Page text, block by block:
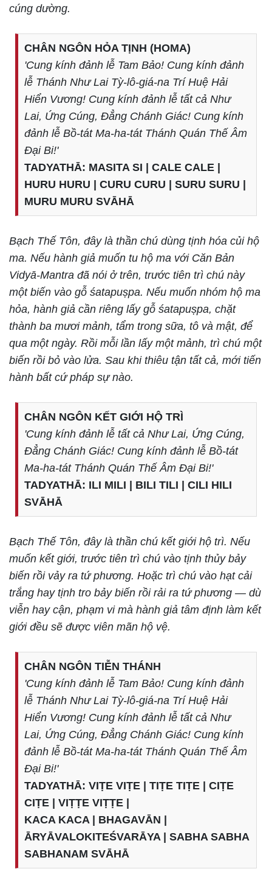
cúng dường.
CHÂN NGÔN HỎA TỊNH (HOMA)
'Cung kính đảnh lễ Tam Bảo! Cung kính đảnh
lễ Thánh Như Lai Tỳ-lô-giá-na Trí Huệ Hải
Hiển Vương! Cung kính đảnh lễ tất cả Như
Lai, Ứng Cúng, Đẳng Chánh Giác! Cung kính
đảnh lễ Bồ-tát Ma-ha-tát Thánh Quán Thế Âm
Đại Bi!'
TADYATHĀ: MASITA SI | CALE CALE |
HURU HURU | CURU CURU | SURU SURU |
MURU MURU SVĀHĀ
Bạch Thế Tôn, đây là thần chú dùng tịnh hóa củi hộ
ma. Nếu hành giả muốn tu hộ ma với Căn Bản
Vidyā-Mantra đã nói ở trên, trước tiên trì chú này
một biến vào gỗ śatapuṣpa. Nếu muốn nhóm hộ ma
hỏa, hành giả cần riêng lấy gỗ śatapuṣpa, chặt
thành ba mươi mảnh, tẩm trong sữa, tô và mật, để
qua một ngày. Rồi mỗi lần lấy một mảnh, trì chú một
biến rồi bỏ vào lửa. Sau khi thiêu tận tất cả, mới tiến
hành bất cứ pháp sự nào.
CHÂN NGÔN KẾT GIỚI HỘ TRÌ
'Cung kính đảnh lễ tất cả Như Lai, Ứng Cúng,
Đẳng Chánh Giác! Cung kính đảnh lễ Bồ-tát
Ma-ha-tát Thánh Quán Thế Âm Đại Bi!'
TADYATHĀ: ILI MILI | BILI TILI | CILI HILI
SVĀHĀ
Bạch Thế Tôn, đây là thần chú kết giới hộ trì. Nếu
muốn kết giới, trước tiên trì chú vào tịnh thủy bảy
biến rồi vảy ra tứ phương. Hoặc trì chú vào hạt cải
trắng hay tịnh tro bảy biến rồi rải ra tứ phương — dù
viễn hay cận, phạm vi mà hành giả tâm định làm kết
giới đều sẽ được viên mãn hộ vệ.
CHÂN NGÔN TIỄN THÁNH
'Cung kính đảnh lễ Tam Bảo! Cung kính đảnh
lễ Thánh Như Lai Tỳ-lô-giá-na Trí Huệ Hải
Hiển Vương! Cung kính đảnh lễ tất cả Như
Lai, Ứng Cúng, Đẳng Chánh Giác! Cung kính
đảnh lễ Bồ-tát Ma-ha-tát Thánh Quán Thế Âm
Đại Bi!'
TADYATHĀ: VIṬE VIṬE | TIṬE TIṬE | CIṬE
CIṬE | VIṬṬE VIṬṬE |
KACA KACA | BHAGAVĀN |
ĀRYĀVALOKITEŚVARĀYA | SABHA SABHA
SABHANAM SVĀHĀ